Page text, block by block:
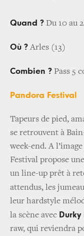
Quand ? Du 10 au
Où ? Arles (13)
Combien ? Pass 5
Pandora Festival
Tapeurs de pied,
se retrouvent à
week-end. A
Festival propose
un line-up prêt à
attendus, les
leur hardstyle
la scène avec Durky
raw, qui reviendra